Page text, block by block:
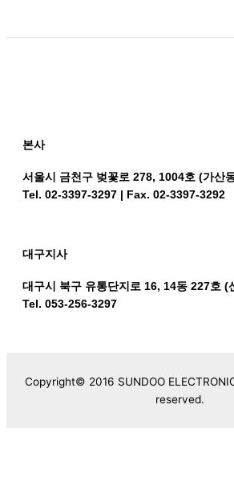
본사
서울시 금천구 벚꽃로 278, 1004호 (가산
Tel. 02-3397-3297 | Fax. 02-3397-3292
대구지사
대구시 북구 유통단지로 16, 14동 227호 (
Tel. 053-256-3297
Copyright© 2016 SUNDOO
reserved.